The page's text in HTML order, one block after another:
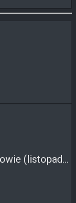
(listopad...